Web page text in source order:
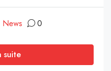
News 0
suite